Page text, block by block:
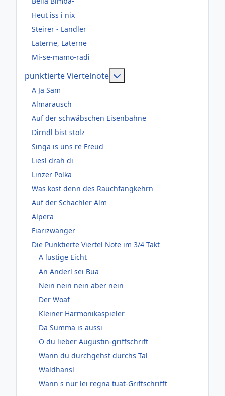
Heut iss i nix
Steirer - Landler
Laterne, Laterne
Mi-se-mamo-radi
punktierte Viertelnote
A Ja Sam
Almarausch
Auf der schwäbschen Eisenbahne
Dirndl bist stolz
Singa is uns re Freud
Liesl drah di
Linzer Polka
Was kost denn des Rauchfangkehrn
Auf der Schachler Alm
Alpera
Fiarizwänger
Die Punktierte Viertel Note im 3/4 Takt
A lustige Eicht
An Anderl sei Bua
Nein nein nein aber nein
Der Woaf
Kleiner Harmonikaspieler
Da Summa is aussi
O du lieber Augustin-griffschrift
Wann du durchgehst durchs Tal
Waldhansl
Wann s nur lei regna tuat-Griffschrifft